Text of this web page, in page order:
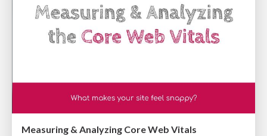
Measuring & Analyzing Core Web Vitals